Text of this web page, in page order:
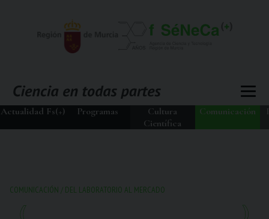
Actualidad Fs(+) Programas
Cultura
Científica
Comunicación
COMUNICACIÓN / DEL LABORATORIO AL MERCADO